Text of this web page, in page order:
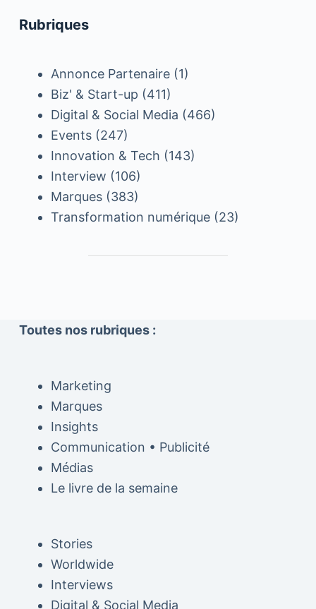
Rubriques
Annonce Partenaire(1)
Biz' & Start-up (411)
Digital & Social Media (466)
Events(247)
Innovation & Tech (143)
Interview (106)
Marques(383)
Transformation numérique(23)
Toutes nos rubriques :
Marketing
Marques
Insights
Communication • Publicité
Médias
Le livre de la semaine
Stories
Worldwide
Interviews
Digital & Social Media